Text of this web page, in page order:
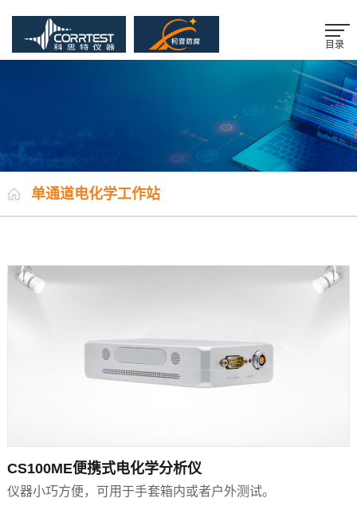
目录
单通道电化学工作站
CS100ME便携式电化学分析仪
仪器小巧方便，可用于手套箱内或者户外测试。